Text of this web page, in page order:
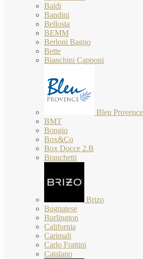
Baldi
Bandini
Bellosta
BEMM
Berloni Bagno
Bette
Bianchini Capponi
Bleu Provence
BMT
Bongio
Box&Co
Box Docce 2.B
Branchetti
Brizo
Bugnatese
Burlington
California
Carimali
Carlo Frattini
Catalano